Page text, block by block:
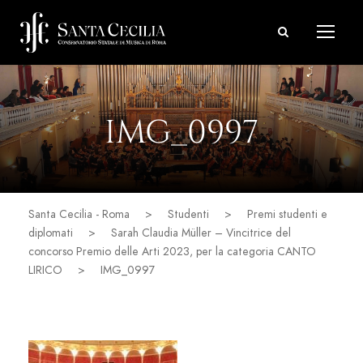
IMG_0997
Santa Cecilia - Roma > Studenti >
Premi studenti e
diplomati
>
Sarah Claudia Müller – Vincitrice del
concorso Premio delle Arti 2023, per la categoria CANTO
LIRICO
> IMG_0997